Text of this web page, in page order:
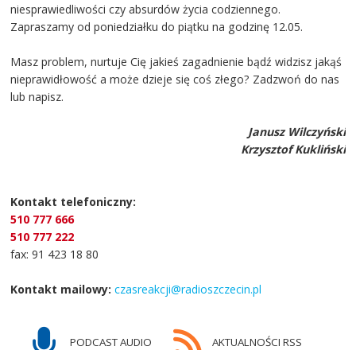
niesprawiedliwości czy absurdów życia codziennego.
Zapraszamy od poniedziałku do piątku na godzinę 12.05.
Masz problem, nurtuje Cię jakieś zagadnienie bądź widzisz jakąś
nieprawidłowość a może dzieje się coś złego? Zadzwoń do nas
lub napisz.
Janusz Wilczyński
Krzysztof Kukliński
Kontakt telefoniczny:
510 777 666
510 777 222
fax: 91 423 18 80
Kontakt mailowy: czasreakcji@radioszczecin.pl
PODCAST AUDIO AKTUALNOŚCI RSS